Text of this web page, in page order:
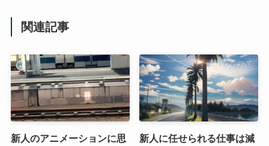
関連記事
新人のアニメーションに思
新人に任せられる仕事は減